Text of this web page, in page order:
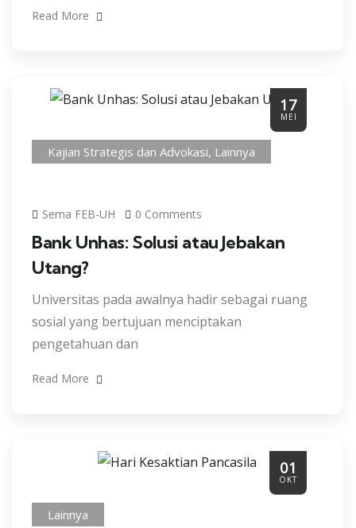
Read More
17
MEI
Kajian Strategis dan Advokasi, Lainnya
Sema FEB-UH 0 Comments
Bank Unhas: Solusi atau Jebakan
Utang?
Universitas pada awalnya hadir sebagai ruang
sosial yang bertujuan menciptakan
pengetahuan dan
Read More
01
OKT
Lainnya